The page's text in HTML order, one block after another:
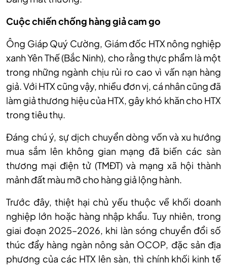
Cuộc chiến chống hàng giả cam go
Ông Giáp Quý Cường, Giám đốc HTX nông nghiệp
xanh Yên Thế (Bắc Ninh), cho rằng thực phẩm là một
trong những ngành chịu rủi ro cao vì vấn nạn hàng
giả. Với HTX cũng vậy, nhiều đơn vị, cá nhân cũng đã
làm giả thương hiệu của HTX, gây khó khăn cho HTX
trong tiêu thụ.
Đáng chú ý, sự dịch chuyển dòng vốn và xu hướng
mua sắm lên không gian mạng đã biến các sàn
thương mại điện tử (TMĐT) và mạng xã hội thành
mảnh đất màu mỡ cho hàng giả lộng hành.
Trước đây, thiệt hại chủ yếu thuộc về khối doanh
nghiệp lớn hoặc hàng nhập khẩu. Tuy nhiên, trong
giai đoạn 2025–2026, khi làn sóng chuyển đổi số
thúc đẩy hàng ngàn nông sản OCOP, đặc sản địa
phương của các HTX lên sàn, thì chính khối kinh tế